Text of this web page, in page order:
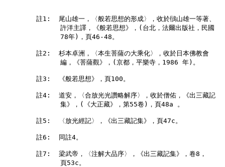
        註1:  尾山雄一，〈般若思想的形成〉，收於鴴山雄一等著、
              許洋主譯，《般若思想》，(台北，法爾出版社，民國
              78年)，頁46-48。
        註2:  杉本卓洲，〈本生菩薩の大乘化〉，收於日本佛教會
              編，《菩薩觀》，(京都，平樂寺，1986 年)。
        註3:  《般若思想》，頁100。
        註4:  道安，〈合放光光讚略解序〉，收於僧佑，《出三藏記
              集》，(《大正藏》，第55卷)，頁48a 。
        註5:  〈放光經記〉，《出三藏記集》，頁47c。
        註6:  同註4。
        註7:  梁武帝，〈注解大品序〉，《出三藏記集》，卷8，
              頁53c。